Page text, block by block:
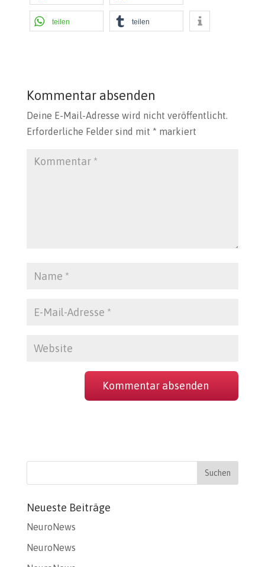
teilen teilen
Kommentar absenden
Deine E-Mail-Adresse wird nicht veröffentlicht.
Erforderliche Felder sind mit * markiert
Neueste Beiträge
NeuroNews
NeuroNews